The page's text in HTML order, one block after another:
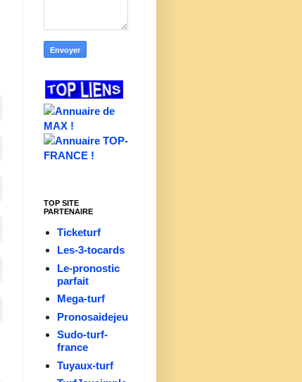
TOP SITE
PARTENAIRE
Ticketurf
Les-3-tocards
Le-pronostic
parfait
Mega-turf
Pronosaidejeu
Sudo-turf-
france
Tuyaux-turf